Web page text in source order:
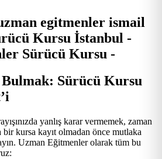
Sürücü Kursu
yanlış karar vermemek, zaman
kursa kayıt olmadan önce mutlaka
Uzman Eğitmenler olarak tüm bu